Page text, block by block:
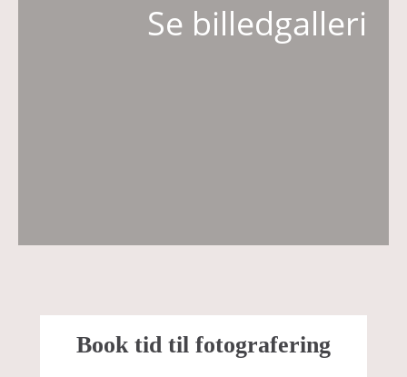
Se billedgalleri
Book tid til fotografering